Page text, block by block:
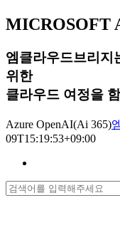
MICROSOFT
엠클라우드브리지
위한
클라우드 여정을
Azure OpenAI(Ai 365)
09T15:19:53+09:00